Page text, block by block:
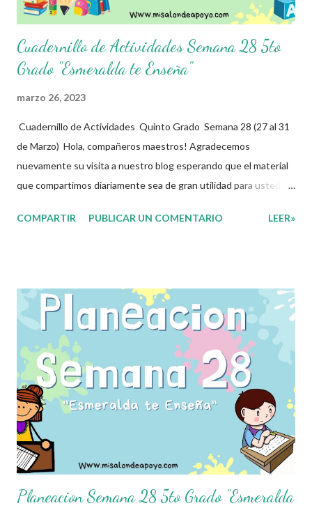
Cuadernillo de Actividades Semana 28 5to
Grado "Esmeralda te Enseña"
marzo 26, 2023
Cuadernillo de Actividades Quinto Grado Semana 28 (27 al 31
de Marzo) Hola, compañeros maestros! Agradecemos
nuevamente su visita a nuestro blog esperando que el material
que compartimos diariamente sea de gran utilidad para ustedes
cuadernillo de actividades de la semana 28 donde encontrarán
semana. Esperando que este material sea de gran utilidad para
fortalecer los procesos de enseñanza y aprendizaje para que los
alumnos alcacen los niveles de logro educativo. Agradecemos a
los creadores de estos increibles archivos ya que gracias a su
dedicacion y trabajo podemos gozar de estas planeaciones
didacticas, recuerden que nosotros solo los compartimos con
fines educativos, didácticos e informativos.😊 Obtén
documento completo aq...
COMPARTIR PUBLICAR UN COMENTARIO LEER»
Planeacion Semana 28 5to Grado "Esmeralda